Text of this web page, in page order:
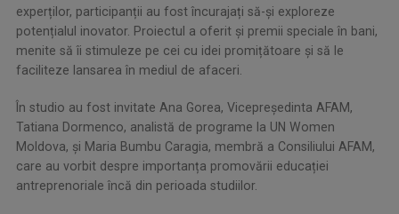
experților, participanții au fost încurajați să-și exploreze
potențialul inovator. Proiectul a oferit și premii speciale în bani,
menite să îi stimuleze pe cei cu idei promițătoare și să le
faciliteze lansarea în mediul de afaceri.
În studio au fost invitate Ana Gorea, Vicepreședinta AFAM,
Tatiana Dormenco, analistă de programe la UN Women
Moldova, și Maria Bumbu Caragia, membră a Consiliului AFAM,
care au vorbit despre importanța promovării educației
antreprenoriale încă din perioada studiilor.